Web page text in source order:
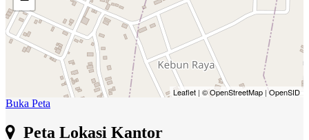
Leaflet | © OpenStreetMap |OpenSID
Buka Peta
Peta Lokasi Kantor